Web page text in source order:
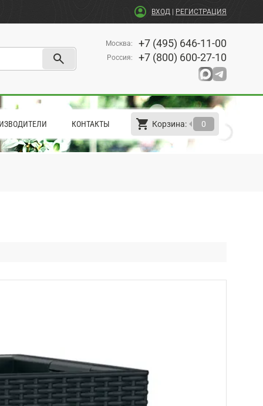
account_circle ВХОД РЕГИСТРАЦИЯ
search
Москва: +7 (495) 646-11-00
Россия: +7 (800) 600-27-10
КОНТАКТЫ shopping_cart Корзина: 0
arrow_left